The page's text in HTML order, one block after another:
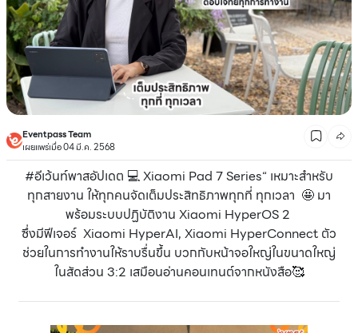
Eventpass Team
เผยแพร่เมื่อ 04 มี.ค. 2568
#อีเว้นท์พาสอัปเดต 💻 Xiaomi Pad 7 Series“ เหมาะสำหรับ
ทุกสายงาน ให้ทุกคนจัดเต็มประสิทธิภาพทุกที่ ทุกเวลา 🤩 มา
พร้อมระบบปฏิบัติงาน Xiaomi HyperOS 2
ซึ่งมีฟีเจอร์ Xiaomi HyperAI, Xiaomi HyperConnect ตัว
ช่วยในการทำงานให้ราบรื่นขึ้น บวกกับหน้าจอใหญ่ในขนาดใหญ่
ในสัดส่วน 3:2 เสมือนอ่านคอนเทนต์จากหนังสือ🥰